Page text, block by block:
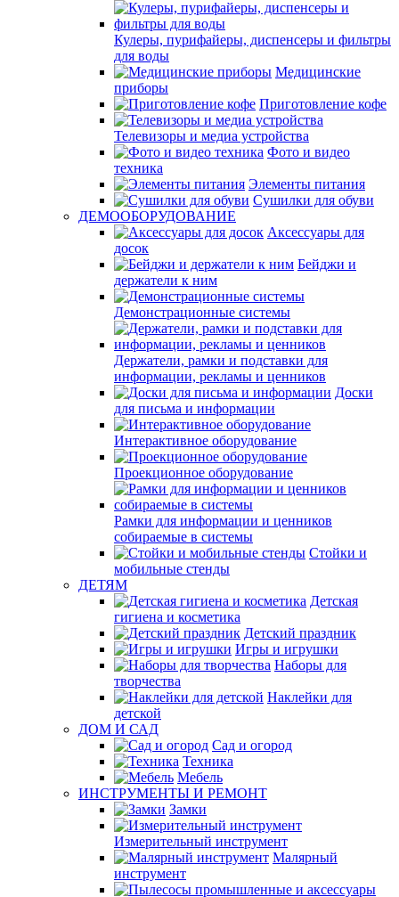
Кулеры, пурифайеры, диспенсеры и фильтры
для воды
Медицинские
приборы
Приготовление кофе
Телевизоры и медиа устройства
Фото и видео
техника
Элементы питания
Сушилки для обуви
ДЕМООБОРУДОВАНИЕ
Аксессуары для
досок
Бейджи и
держатели к ним
Демонстрационные системы
Держатели, рамки и подставки для
информации, рекламы и ценников
Доски
для письма и информации
Интерактивное оборудование
Проекционное оборудование
Рамки для информации и ценников
собираемые в системы
Стойки и
мобильные стенды
ДЕТЯМ
Детская
гигиена и косметика
Детский праздник
Игры и игрушки
Наборы для
творчества
Наклейки для
детской
ДОМ И САД
Сад и огород
Техника
Мебель
ИНСТРУМЕНТЫ И РЕМОНТ
Замки
Измерительный инструмент
Малярный
инструмент